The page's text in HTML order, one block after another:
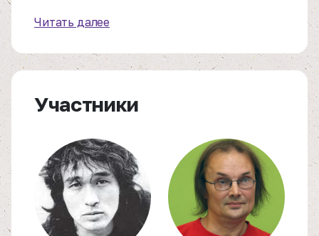
Читать далее
Участники